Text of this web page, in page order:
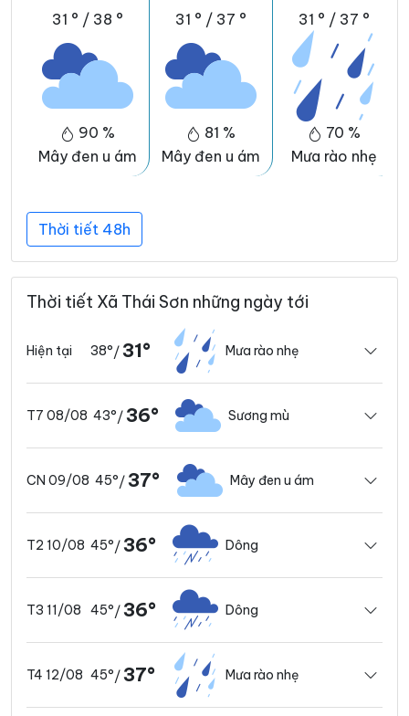
31 ° / 38 °
90 %
Mây đen u ám
31 ° / 37 °
81 %
Mây đen u ám
31 ° / 37 °
70 %
Mưa rào nhẹ
Thời tiết 48h
Thời tiết Xã Thái Sơn những ngày tới
Hiện tại 38°/ 31° Mưa rào nhẹ
T7 08/08 43°/ 36° Sương mù
CN 09/08 45°/ 37° Mây đen u ám
T2 10/08 45°/ 36° Dông
T3 11/08 45°/ 36° Dông
T4 12/08 45°/ 37° Mưa rào nhẹ